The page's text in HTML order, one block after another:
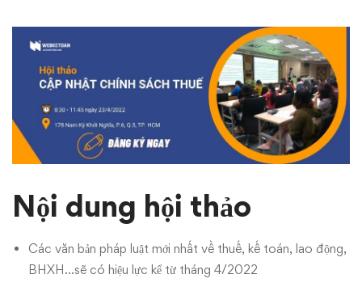
Nội dung hội thảo
Các văn bản pháp luật mới nhất về thuế, kế toán, lao động,
BHXH…sẽ có hiệu lực kể từ tháng 4/2022